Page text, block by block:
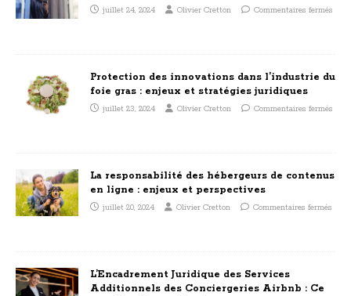
juillet 24, 2024 Olivier Cretton Commentaires fermés
Protection des innovations dans l’industrie du
foie gras : enjeux et stratégies juridiques
juillet 23, 2024 Olivier Cretton Commentaires fermés
La responsabilité des hébergeurs de contenus
en ligne : enjeux et perspectives
juillet 20, 2024 Olivier Cretton Commentaires fermés
L’Encadrement Juridique des Services
Additionnels des Conciergeries Airbnb : Ce